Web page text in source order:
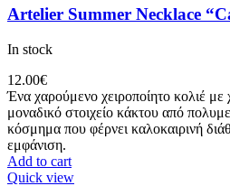
Artelier Summer Necklace
In stock
12.00€
Ένα χαρούμενο χειροποίητο κολιέ με
μοναδικό στοιχείο κάκτου από
κόσμημα που φέρνει καλοκαιρινή
εμφάνιση.
Add to cart
Quick view